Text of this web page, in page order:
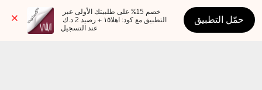
عند التسجيل
حمّل التطبيق